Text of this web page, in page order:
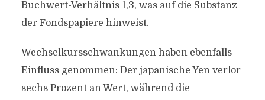
Buchwert-Verhältnis 1,3, was auf die Substanz
der Fondspapiere hinweist.
Wechselkursschwankungen haben ebenfalls
Einfluss genommen: Der japanische Yen verlor
sechs Prozent an Wert, während die